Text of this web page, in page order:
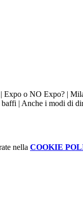
o NO Expo? |
| Anche i modi di
nella COOKIE